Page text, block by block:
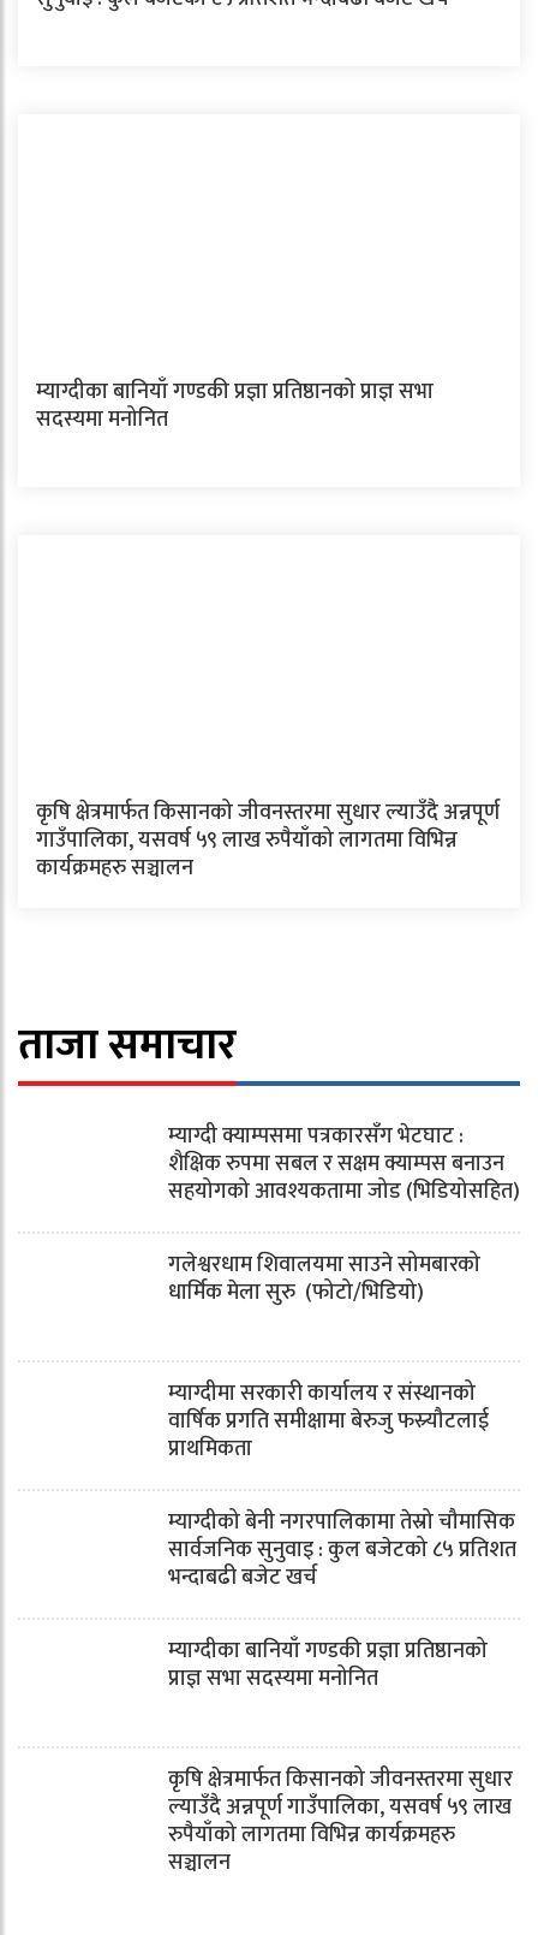
म्याग्दीका बानियाँ गण्डकी प्रज्ञा प्रतिष्ठानको प्राज्ञ सभा
सदस्यमा मनोनित
कृषि क्षेत्रमार्फत किसानको जीवनस्तरमा सुधार ल्याउँदै अन्नपूर्ण
गाउँपालिका, यसवर्ष ५९ लाख रुपैयाँको लागतमा विभिन्न
कार्यक्रमहरु सञ्चालन
ताजा समाचार
म्याग्दी क्याम्पसमा पत्रकारसँग भेटघाट :
शैक्षिक रुपमा सबल र सक्षम क्याम्पस बनाउन
सहयोगको आवश्यकतामा जोड (भिडियोसहित)
गलेश्वरधाम शिवालयमा साउने सोमबारको
धार्मिक मेला सुरु (फोटो/भिडियो)
म्याग्दीमा सरकारी कार्यालय र संस्थानको
वार्षिक प्रगति समीक्षामा बेरुजु फस्र्यौटलाई
प्राथमिकता
म्याग्दीको बेनी नगरपालिकामा तेस्रो चौमासिक
सार्वजनिक सुनुवाइ : कुल बजेटको ८५ प्रतिशत
भन्दाबढी बजेट खर्च
म्याग्दीका बानियाँ गण्डकी प्रज्ञा प्रतिष्ठानको
प्राज्ञ सभा सदस्यमा मनोनित
कृषि क्षेत्रमार्फत किसानको जीवनस्तरमा सुधार
ल्याउँदै अन्नपूर्ण गाउँपालिका, यसवर्ष ५९ लाख
रुपैयाँको लागतमा विभिन्न कार्यक्रमहरु
सञ्चालन